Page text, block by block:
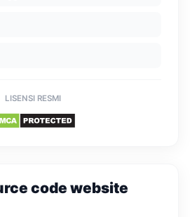
LISENSI RESMI
code website